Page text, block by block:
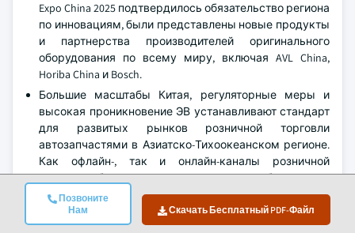
Позвоните
Нам
Скачать Бесплатный PDF-Файл
Expo China 2025 подтвердилось обязательство региона
по инновациям, были представлены новые продукты
и партнерства производителей оригинального
оборудования по всему миру, включая AVL China,
Horiba China и Bosch.
Большие масштабы Китая, регуляторные меры и
высокая проникновение ЭВ устанавливают стандарт
для развитых рынков розничной торговли
автозапчастями в Азиатско-Тихоокеанском регионе.
Как офлайн-, так и онлайн-каналы розничной
торговли быстро расширяются, что обусловлено
растущим потребительским спросом на
электромобили, государственными стимулами и
интеграцией цифровых платформ для